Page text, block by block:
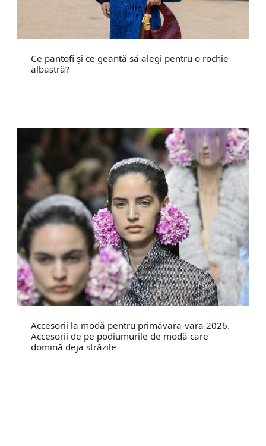
Ce pantofi și ce geantă să alegi pentru o rochie
albastră?
Accesorii la modă pentru primăvara-vara 2026.
Accesorii de pe podiumurile de modă care
domină deja străzile